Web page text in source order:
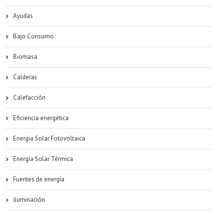
Ayudas
Bajo Consumo
Biomasa
Calderas
Calefacción
Eficiencia energética
Energia Solar Fotovoltaica
Energía Solar Térmica
Fuentes de energía
iluminación